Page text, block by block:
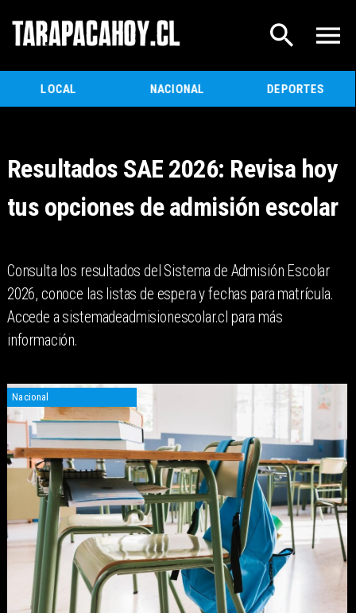
LOCAL NACIONAL DEPORTES
Resultados SAE 2026: Revisa hoy
tus opciones de admisión escolar
Consulta los resultados del Sistema de Admisión Escolar
2026, conoce las listas de espera y fechas para matrícula.
Accede a sistemadeadmisionescolar.cl para más
información.
Nacional